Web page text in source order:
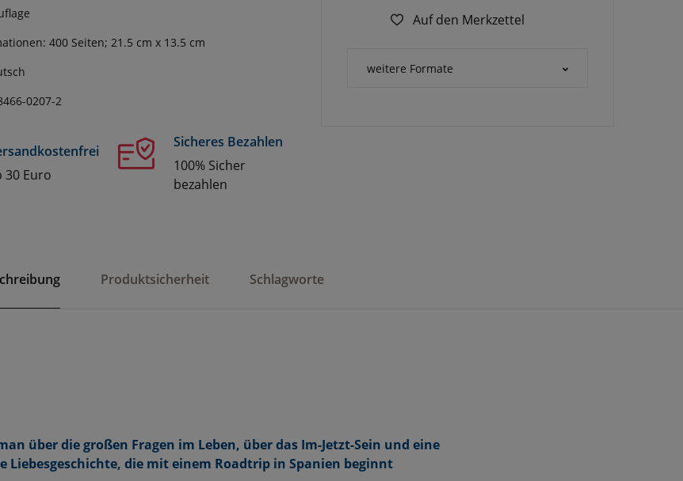
400 Seiten; 21.5 cm x 13.5 cm
0207-2
30 Euro
Sicheres Bezahlen
100% Sicher
bezahlen
Auf den Merkzettel
weitere Formate
Produktsicherheit Schlagworte
über die großen Fragen im Leben, über das Im-Jetzt-Sein und eine
Liebesgeschichte, die mit einem Roadtrip in Spanien beginnt